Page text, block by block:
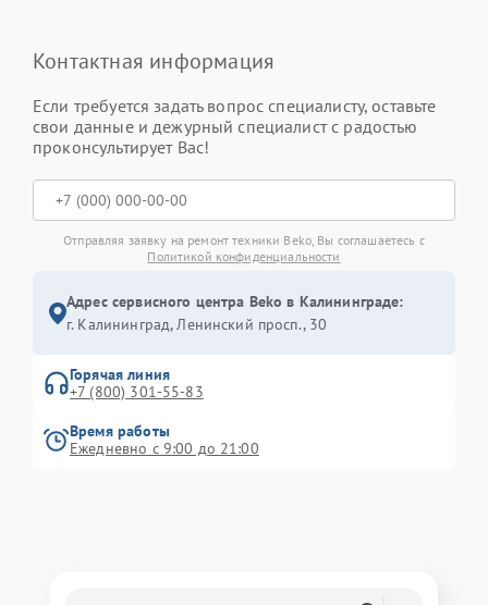
Контактная информация
Если требуется задать вопрос специалисту, оставьте
свои данные и дежурный специалист с радостью
проконсультирует Вас!
Отправляя заявку на ремонт техники Beko, Вы соглашаетесь с
Политикой конфиденциальности
Адрес сервисного центра Beko в Калининграде:
г. Калининград, Ленинский просп., 30
Горячая линия
+7 (800) 301-55-83
Время работы
Ежедневно с 9:00 до 21:00